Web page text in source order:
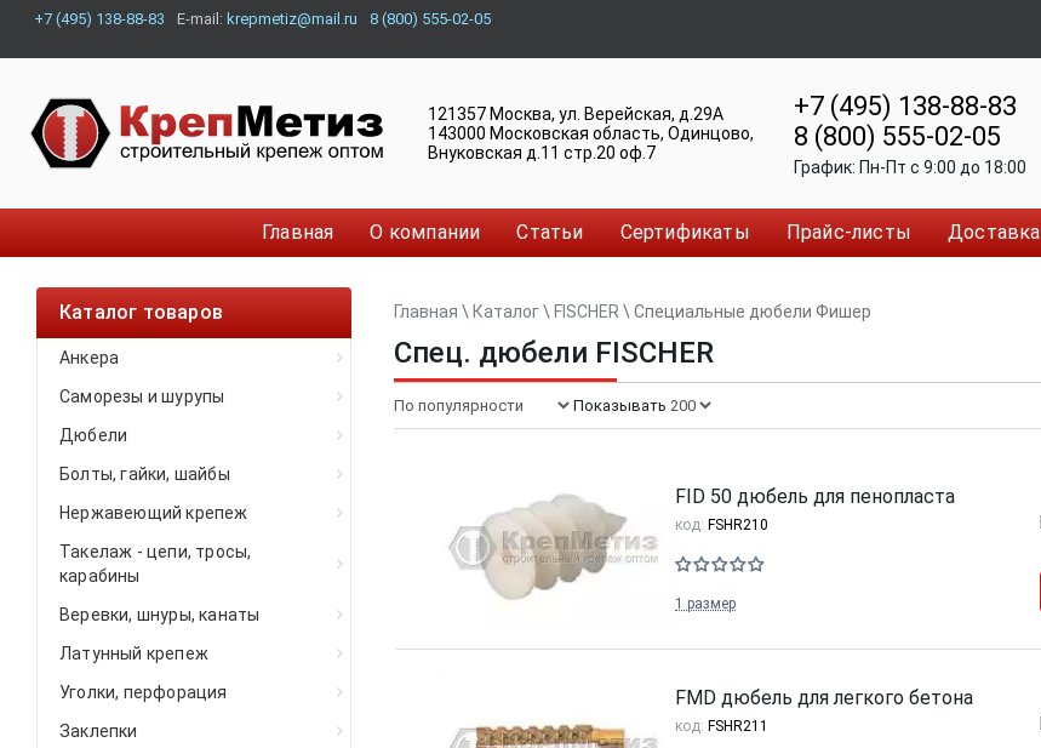
+7 (495) 138-88-83 E-mail: krepmetiz@mail.ru 8 (800) 555-02-05
121357 Москва, ул. Верейская, д.29А
143000 Московская область, Одинцово,
Внуковская д.11 стр.20 оф.7
+7 (495) 138-88-83
8 (800) 555-02-05
График: Пн-Пт c 9:00 до 18:00
Главная О компании Статьи Сертификаты Прайс-листы Доставка
Каталог товаров
Анкера
Саморезы и шурупы
Дюбели
Болты, гайки, шайбы
Нержавеющий крепеж
Такелаж - цепи, тросы,
карабины
Веревки, шнуры, канаты
Латунный крепеж
Уголки, перфорация
Заклепки
Главная \ Каталог\ FISCHER \ Специальные дюбели Фишер
Спец. дюбели FISCHER
Показывать:
FID 50 дюбель для пенопласта
код: FSHR210
1 размер
FMD дюбель для легкого бетона
код: FSHR211